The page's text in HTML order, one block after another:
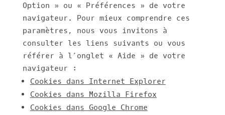
Option » ou « Préférences » de votre
navigateur. Pour mieux comprendre ces
paramètres, nous vous invitons à
consulter les liens suivants ou vous
référer à l’onglet « Aide » de votre
navigateur :
Cookies dans Internet Explorer
Cookies dans Mozilla Firefox
Cookies dans Google Chrome